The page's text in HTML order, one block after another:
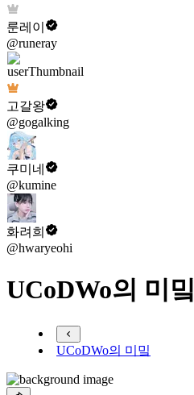
룬레이
@runeray
고갈왕
@gogalking
쿠미네
@kumine
화려희
@hwaryeohi
UCoDWo의 미밐
UCoDWo의 미밐